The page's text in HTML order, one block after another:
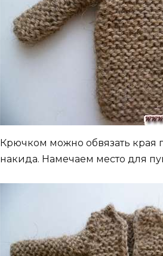
Крючком можно обвязать края
накида. Намечаем место для